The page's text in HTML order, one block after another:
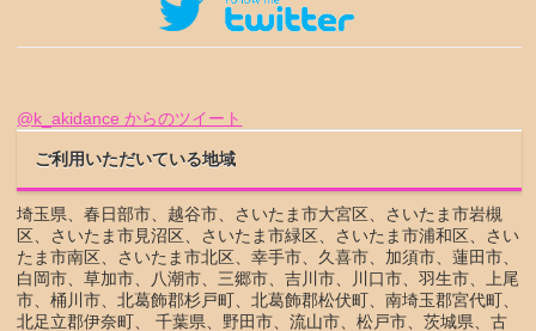
@k_akidance からのツイート
ご利用いただいている地域
埼玉県、春日部市、越谷市、さいたま市大宮区、さいたま市岩槻
区、さいたま市見沼区、さいたま市緑区、さいたま市浦和区、さい
たま市南区、さいたま市北区、幸手市、久喜市、加須市、蓮田市、
白岡市、草加市、八潮市、三郷市、吉川市、川口市、羽生市、上尾
市、桶川市、北葛飾郡杉戸町、北葛飾郡松伏町、南埼玉郡宮代町、
北足立郡伊奈町、 千葉県、野田市、流山市、松戸市、茨城県、古